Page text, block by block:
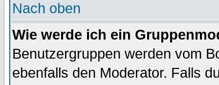
Nach oben
Wie werde ich ein
Benutzergruppen werden vom
ebenfalls den Moderator. Falls